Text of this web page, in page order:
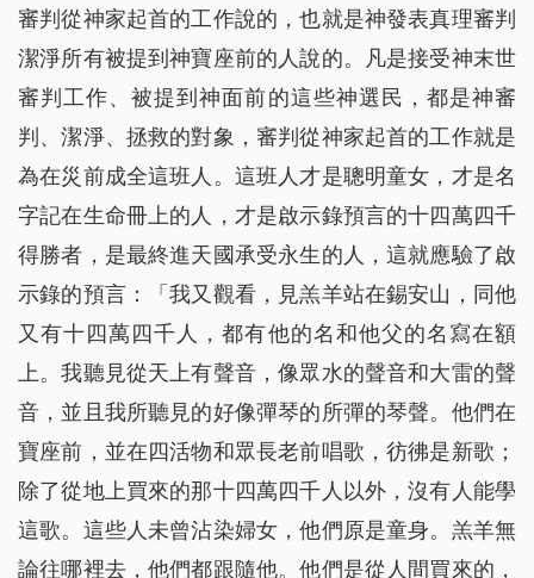
審判從神家起首的工作說的，也就是神發表真理審判
潔淨所有被提到神寶座前的人說的。凡是接受神末世
審判工作、被提到神面前的這些神選民，都是神審
判、潔淨、拯救的對象，審判從神家起首的工作就是
為在災前成全這班人。這班人才是聰明童女，才是名
字記在生命冊上的人，才是啟示錄預言的十四萬四千
得勝者，是最終進天國承受永生的人，這就應驗了啟
示錄的預言：「我又觀看，見羔羊站在錫安山，同他
又有十四萬四千人，都有他的名和他父的名寫在額
上。我聽見從天上有聲音，像眾水的聲音和大雷的聲
音，並且我所聽見的好像彈琴的所彈的琴聲。他們在
寶座前，並在四活物和眾長老前唱歌，彷彿是新歌；
除了從地上買來的那十四萬四千人以外，沒有人能學
這歌。這些人未曾沾染婦女，他們原是童身。羔羊無
論往哪裡去，他們都跟隨他。他們是從人間買來的，